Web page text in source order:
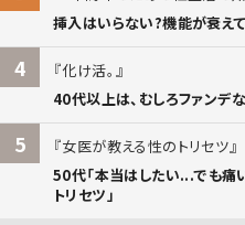
挿入はいらない?機能が衰え
4
化け活。
40代以上は、むしろファンデ
5
女医が教える性のトリセツ
50代「本当はしたい...でも痛
トリセツ」